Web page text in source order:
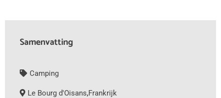
Samenvatting
Camping
Le Bourg d'Oisans,Frankrijk